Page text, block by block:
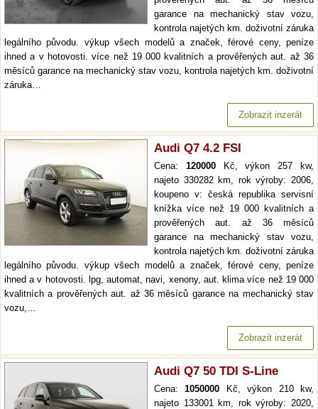
garance na mechanický stav vozu,
kontrola najetých km. doživotní záruka
legálního původu. výkup všech modelů a značek, férové ceny, peníze
ihned a v hotovosti. více než 19 000 kvalitních a prověřených aut. až 36
měsíců garance na mechanický stav vozu, kontrola najetých km. doživotní
záruka…
Zobrazit inzerát
Audi Q7 4.2 FSI
Cena: 120000Kč, výkon 257 kw,
najeto 330282 km, rok výroby: 2006,
koupeno v: česká republika servisní
knížka více než 19 000 kvalitních a
prověřených aut. až 36 měsíců
garance na mechanický stav vozu,
kontrola najetých km. doživotní záruka
legálního původu. výkup všech modelů a značek, férové ceny, peníze
ihned a v hotovosti. lpg, automat, navi, xenony, aut. klima více než 19 000
kvalitních a prověřených aut. až 36 měsíců garance na mechanický stav
vozu,…
Zobrazit inzerát
Audi Q7 50 TDI S-Line
Cena:1050000 Kč, výkon 210 kw,
najeto 133001 km, rok výroby: 2020,